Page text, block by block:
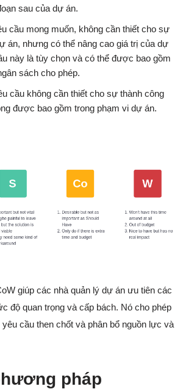
sau của dự án.
cầu mong muốn, không cần thiết cho sự
án, nhưng có thể nâng cao giá trị của dự
này là tùy chọn và có thể được bao gồm
sách cho phép.
cầu không cần thiết cho sự thành công
được bao gồm trong phạm vi dự án.
giúp các nhà quản lý dự án ưu tiên các
độ quan trọng và cấp bách. Nó cho phép
cầu then chốt và phân bổ nguồn lực và
pháp